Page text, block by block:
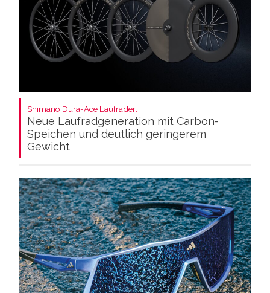
Shimano Dura-Ace Laufräder:
Neue Laufradgeneration mit Carbon-
Speichen und deutlich geringerem
Gewicht